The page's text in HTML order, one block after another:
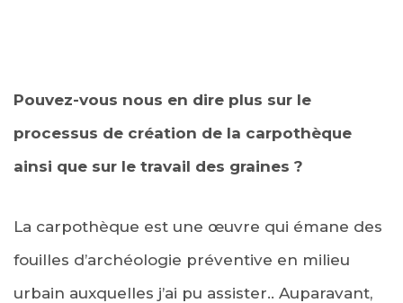
Pouvez-vous nous en dire plus sur le
processus de création de la carpothèque
ainsi que sur le travail des graines ?
La carpothèque est une œuvre qui émane des
fouilles d’archéologie préventive en milieu
urbain auxquelles j’ai pu assister.. Auparavant,